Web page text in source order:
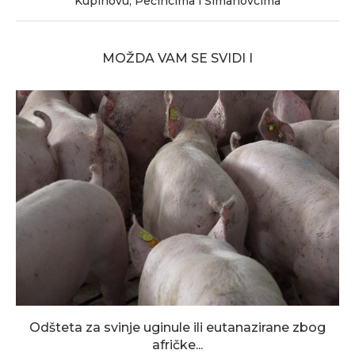
MOŽDA VAM SE SVIDI I
Odšteta za svinje uginule ili eutanazirane zbog
afričke...